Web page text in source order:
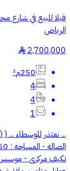
فيلا للبيع في شارع
الرياض
2,700,000
§
250م²
4
4
1
... نعتذر للوسطاء ... (
تكيف مركزى - موسس